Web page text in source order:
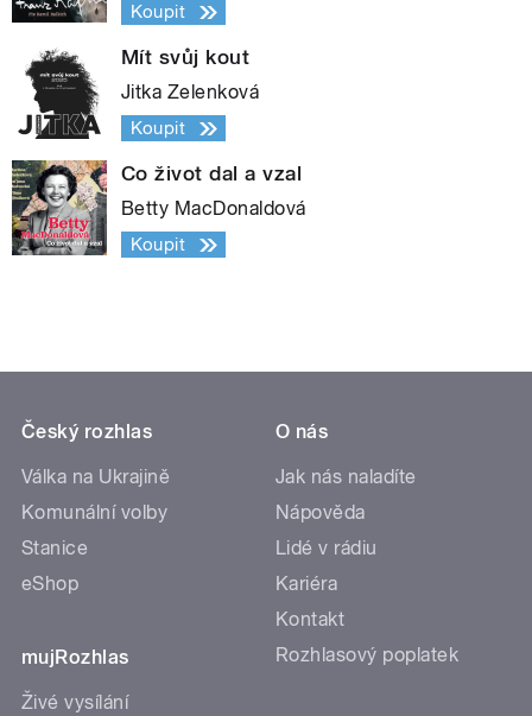
Koupit
Mít svůj kout
Jitka Zelenková
Koupit
Co život dal a vzal
Betty MacDonaldová
Koupit
Český rozhlas
Válka na Ukrajině
Komunální volby
Stanice
eShop
mujRozhlas
Živé vysílání
O nás
Jak nás naladíte
Nápověda
Lidé v rádiu
Kariéra
Kontakt
Rozhlasový poplatek